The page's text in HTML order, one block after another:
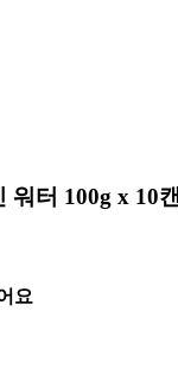
워터 100g x 10캔
요